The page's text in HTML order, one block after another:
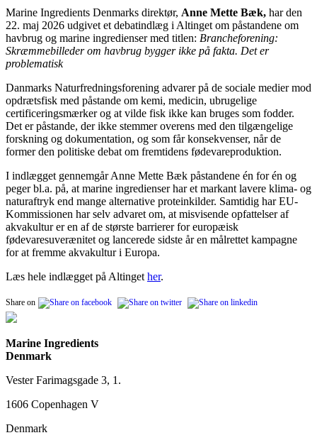
Marine Ingredients Denmarks direktør, Anne Mette Bæk, har den
22. maj 2026 udgivet et debatindlæg i Altinget om påstandene om
havbrug og marine ingredienser med titlen: Brancheforening:
Skræmmebilleder om havbrug bygger ikke på fakta. Det er
problematisk
Danmarks Naturfredningsforening advarer på de sociale medier mod
opdrætsfisk med påstande om kemi, medicin, ubrugelige
certificeringsmærker og at vilde fisk ikke kan bruges som fodder.
Det er påstande, der ikke stemmer overens med den tilgængelige
forskning og dokumentation, og som får konsekvenser, når de
former den politiske debat om fremtidens fødevareproduktion.
I indlægget gennemgår Anne Mette Bæk påstandene én for én og
peger bl.a. på, at marine ingredienser har et markant lavere klima- og
naturaftryk end mange alternative proteinkilder. Samtidig har EU-
Kommissionen har selv advaret om, at misvisende opfattelser af
akvakultur er en af de største barrierer for europæisk
fødevaresuverænitet og lancerede sidste år en målrettet kampagne
for at fremme akvakultur i Europa.
Læs hele indlægget på Altinget her.
Share on
Marine Ingredients
Denmark
Vester Farimagsgade 3, 1.
1606 Copenhagen V
Denmark